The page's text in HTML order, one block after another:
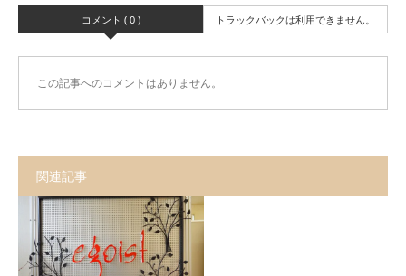
コメント ( 0 ) トラックバックは利用できません。
この記事へのコメントはありません。
関連記事